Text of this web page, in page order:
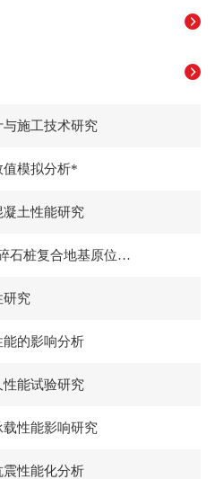
施工技术研究
值模拟分析*
土性能研究
软弱土层 CFG 桩联合干振碎石桩复合地基原位试验
研究
的影响分析
能试验研究
性能影响研究
性能化分析